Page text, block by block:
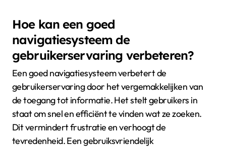
Hoe kan een goed
navigatiesysteem de
gebruikerservaring verbeteren?
Een goed navigatiesysteem verbetert de
gebruikerservaring door het vergemakkelijken van
de toegang tot informatie. Het stelt gebruikers in
staat om snel en efficiënt te vinden wat ze zoeken.
Dit vermindert frustratie en verhoogt de
tevredenheid. Een gebruiksvriendelijk